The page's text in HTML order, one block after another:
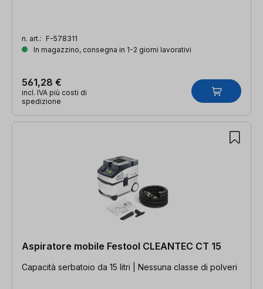
n. art.: F-578311
In magazzino, consegna in 1-2 giorni lavorativi
561,28 €
incl. IVA più costi di
spedizione
Aspiratore mobile Festool CLEANTEC CT 15
Capacità serbatoio da 15 litri | Nessuna classe di polveri